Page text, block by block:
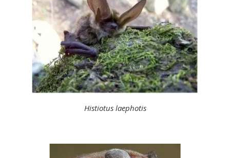
Histiotus laephotis